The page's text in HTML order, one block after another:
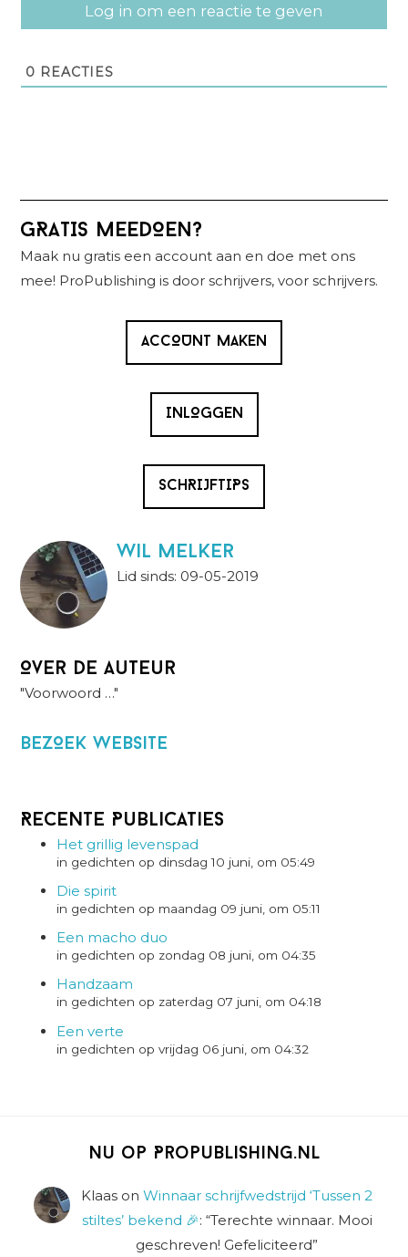
Log in om een reactie te geven
0 REACTIES
Primaire
Sidebar
GRATIS MEEDOEN?
Maak nu gratis een account aan en doe met ons
mee! ProPublishing is door schrijvers, voor schrijvers.
ACCOUNT MAKEN
INLOGGEN
SCHRIJFTIPS
wil melker
Lid sinds: 09-05-2019
Over de auteur
"Voorwoord …"
BezOek website
Recente Publicaties
Het grillig levenspad
in gedichten op dinsdag 10 juni, om 05:49
Die spirit
in gedichten op maandag 09 juni, om 05:11
Een macho duo
in gedichten op zondag 08 juni, om 04:35
Handzaam
in gedichten op zaterdag 07 juni, om 04:18
Een verte
in gedichten op vrijdag 06 juni, om 04:32
Nu op Propublishing.nl
Klaas on Winnaar schrijfwedstrijd ‘Tussen 2
stiltes’ bekend 🎉: “Terechte winnaar. Mooi
geschreven! Gefeliciteerd”